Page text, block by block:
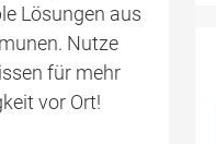
Lösungen aus
Nutze
für mehr
vor Ort!